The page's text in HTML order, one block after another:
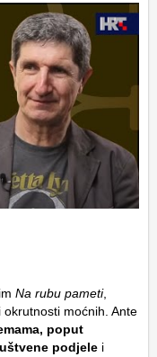
Na rubu pameti,
moćnih. Ante
poput
podjele i